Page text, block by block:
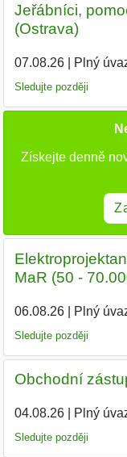
Jeřábníci,
(Ostrava)
07.08.26| Plný
Sledujte později
Získejte denně
MaR (50 -
06.08.26| Plný
Sledujte později
Obchodní
04.08.26| Plný
Sledujte později